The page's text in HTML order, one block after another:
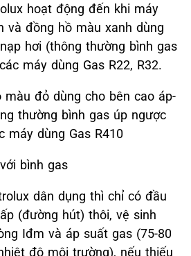
hoạt động đến khi máy
và đồng hồ màu xanh dùng
hơi (thông thường bình gas
máy dùng Gas R22, R32.
màu đỏ dùng cho bên cao áp-
thường bình gas úp ngược
máy dùng Gas R410
bình gas
dân dụng thì chỉ có đầu
(đường hút) thôi, vệ sinh
Iđm và áp suất gas (75-80
độ môi trường), nếu thiếu